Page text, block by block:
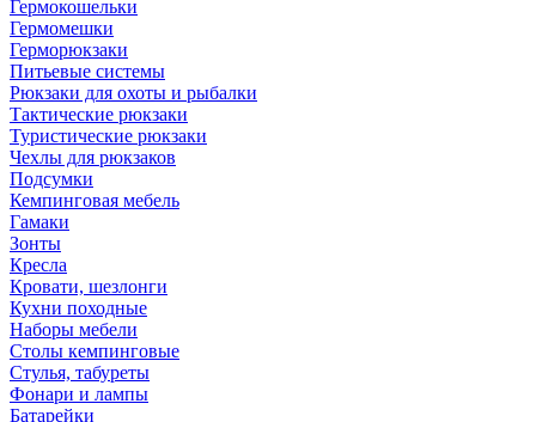
Гермокошельки
Гермомешки
Герморюкзаки
Питьевые системы
Рюкзаки для охоты и рыбалки
Тактические рюкзаки
Туристические рюкзаки
Чехлы для рюкзаков
Подсумки
Кемпинговая мебель
Гамаки
Зонты
Кресла
Кровати, шезлонги
Кухни походные
Наборы мебели
Столы кемпинговые
Стулья, табуреты
Фонари и лампы
Батарейки